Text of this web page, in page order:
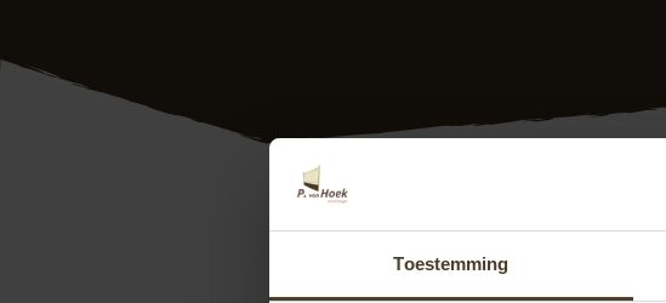
Toestemming
Hout beton schutting plaatsen
Nederland. Dus ook in